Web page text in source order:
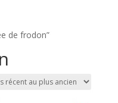
de frodon”